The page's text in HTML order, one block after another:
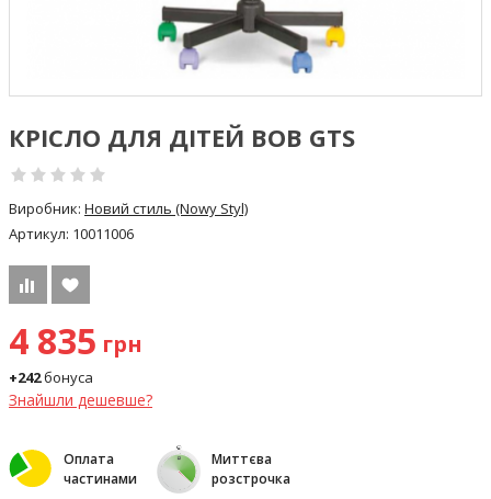
КРІСЛО ДЛЯ ДІТЕЙ BOB GTS
Виробник: Новий стиль (Nowy Styl)
Артикул: 10011006
4 835 грн
+242бонуса
Знайшли дешевше?
Оплата
частинами
Миттєва
розстрочка